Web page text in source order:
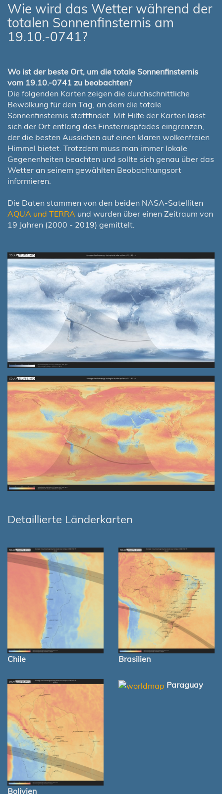
Wie wird das Wetter während der
totalen Sonnenfinsternis am
19.10.-0741?
Wo ist der beste Ort, um die totale Sonnenfinsternis
vom 19.10.-0741 zu beobachten?
Die folgenden Karten zeigen die durchschnittliche
Bewölkung für den Tag, an dem die totale
Sonnenfinsternis stattfindet. Mit Hilfe der Karten lässt
sich der Ort entlang des Finsternispfades eingrenzen,
der die besten Aussichen auf einen klaren wolkenfreien
Himmel bietet. Trotzdem muss man immer lokale
Gegenenheiten beachten und sollte sich genau über das
Wetter an seinem gewählten Beobachtungsort
informieren.
Die Daten stammen von den beiden NASA-Satelliten
AQUA und TERRA und wurden über einen Zeitraum von
19 Jahren (2000 - 2019) gemittelt.
Detaillierte Länderkarten
Chile Brasilien
Bolivien
Paraguay